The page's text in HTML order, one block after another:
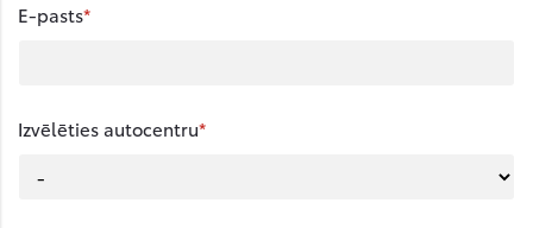
E-pasts
Izvēlēties autocentru